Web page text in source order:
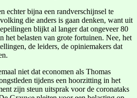
echter bijna een randverschijnsel te
die anders is gaan denken, want uit
blijkt al langer dat ongeveer 80
het belasten van grote fortuinen. Nee, het
de leiders, de opiniemakers dat
niet dat economen als Thomas
tijdens een hoorzitting in het
zijn steun uitsprak voor de coronataks